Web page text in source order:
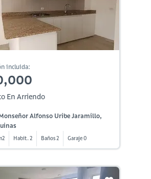
incluida:
En Arriendo
Alfonso Uribe Jaramillo,
Habit. 2 Baños 2 Garaje 0